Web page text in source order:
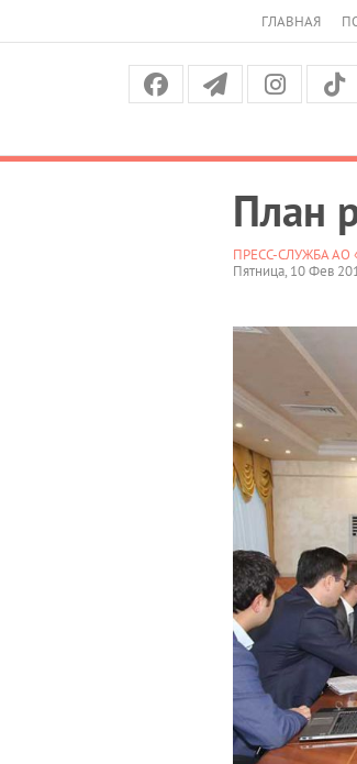
ГЛАВНАЯ
План
ПРЕСС-СЛУЖБА АО
Пятница, 10 Фев